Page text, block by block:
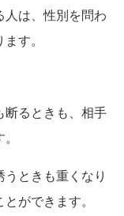
人は、性別を問わ
す。
断るときも、相手
ときも重くなり
ができます。